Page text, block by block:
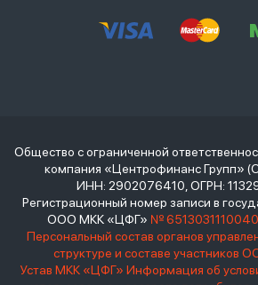
Общество с ограниченной
компания «Центрофинанс Групп»
ИНН: 2902076410, ОГРН:
Регистрационный номер записи в
ООО МКК «ЦФГ» №
Персональный состав органов
структуре и составе участников
Устав МКК «ЦФГ» Информация об